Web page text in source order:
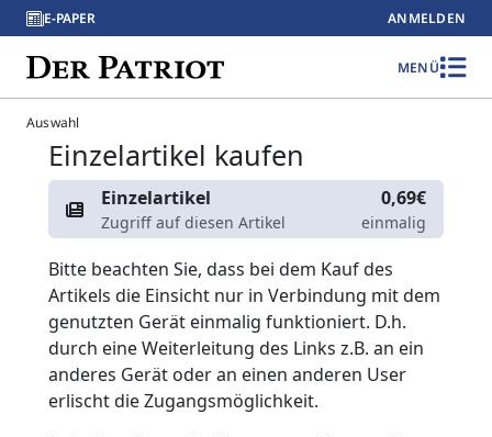
E-PAPER ANMELDEN
MENÜ
Auswahl
Einzelartikel kaufen
Einzelartikel
Zugriff auf diesen Artikel
0,69€
einmalig
Bitte beachten Sie, dass bei dem Kauf des
Artikels die Einsicht nur in Verbindung mit dem
genutzten Gerät einmalig funktioniert. D.h.
durch eine Weiterleitung des Links z.B. an ein
anderes Gerät oder an einen anderen User
erlischt die Zugangsmöglichkeit.